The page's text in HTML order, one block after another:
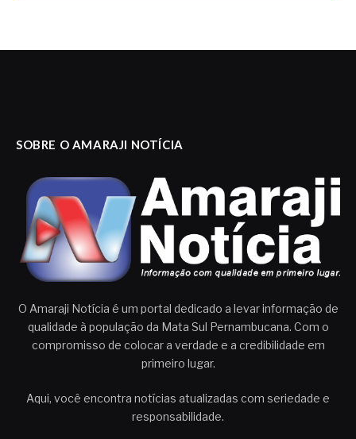
SOBRE O AMARAJI NOTÍCIA
O Amaraji Notícia é um portal dedicado a levar informação de
qualidade à população da Mata Sul Pernambucana. Com o
compromisso de colocar a verdade e a credibilidade em
primeiro lugar.
Aqui, você encontra notícias atualizadas com seriedade e
responsabilidade.